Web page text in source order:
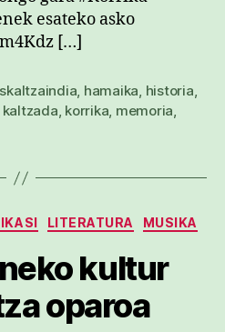
esateko asko
[…]
, hamaika, historia,
kaltzada, korrika, memoria,
Kategoriak
LITERATURA MUSIKA
kultur
oparoa